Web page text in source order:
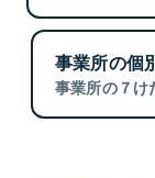
事業所の個
事業所の７け